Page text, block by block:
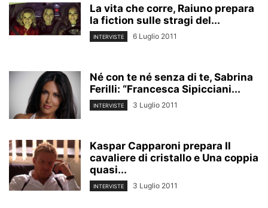
La vita che corre, Raiuno prepara
la fiction sulle stragi del...
INTERVISTE 6 Luglio 2011
Né con te né senza di te, Sabrina
Ferilli: “Francesca Sipicciani...
INTERVISTE 3 Luglio 2011
Kaspar Capparoni prepara Il
cavaliere di cristallo e Una coppia
quasi...
INTERVISTE 3 Luglio 2011